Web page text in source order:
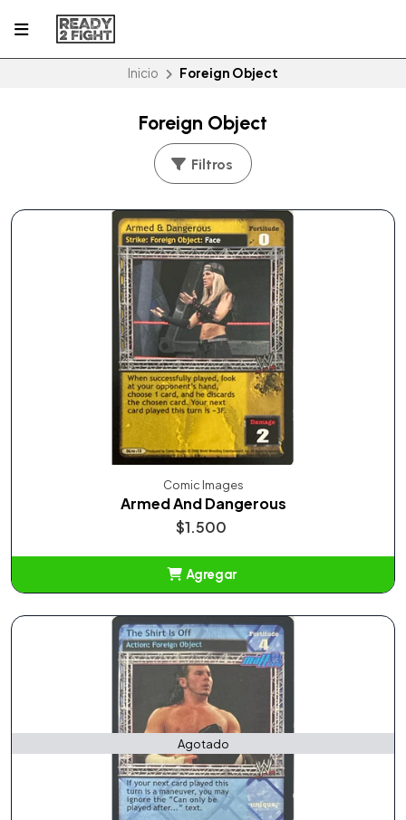
Inicio Foreign Object
Foreign Object
Filtros
Comic Images
Armed And Dangerous
$1.500
Agregar
Agotado